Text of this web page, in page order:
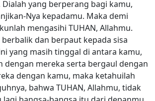
Dialah yang berperang bagi kamu,
Nya kepadamu. Maka demi
mengasihi TUHAN, Allahmu.
dan berpaut kepada sisa
yang masih tinggal di antara kamu,
dengan mereka serta bergaul dengan
dengan kamu, maka ketahuilah
bahwa TUHAN, Allahmu, tidak